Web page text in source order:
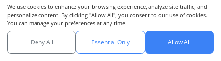
Private Residential Living - Ocean View
Residence, Bangsaray
บางสะเหร่
We use cookies to enhance your browsing experience, analyze site traffic, and
personalize content. By clicking "Allow All", you consent to our use of cookies.
You can manage your preferences at any time.
Deny All Essential Only Allow All